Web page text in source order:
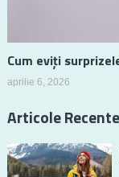
Cum eviți
aprilie 6, 2026
Articole Recente